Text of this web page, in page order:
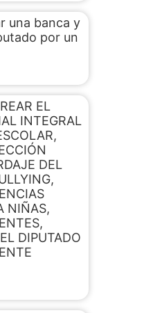
una banca y
por un
EL
INTEGRAL
DEL
NIÑAS,
DIPUTADO